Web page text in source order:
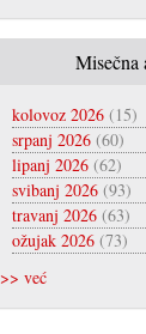
Misečna
kolovoz 2026(15)
srpanj 2026(60)
lipanj 2026(62)
svibanj 2026(93)
travanj 2026(63)
ožujak 2026(73)
>> već